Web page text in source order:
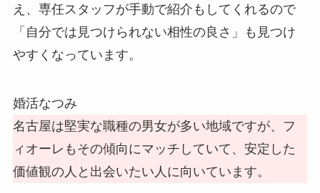
え、専任スタッフが手動で紹介もしてくれるので
「自分では見つけられない相性の良さ」も見つけ
やすくなっています。
婚活なつみ
名古屋は堅実な職種の男女が多い地域ですが、フ
ィオーレもその傾向にマッチしていて、安定した
価値観の人と出会いたい人に向いています。